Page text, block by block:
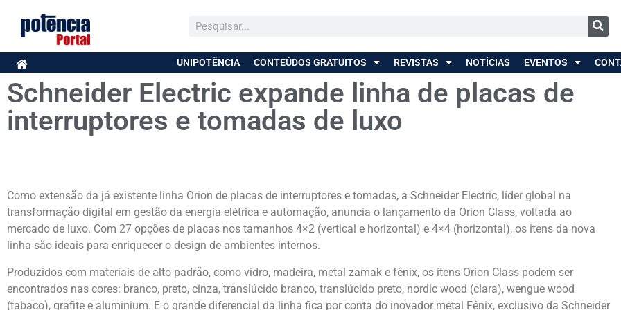
UNIPOTÊNCIA CONTEÚDOS GRATUITOS REVISTAS NOTÍCIAS EVENTOS
Schneider Electric expande linha de placas de
interruptores e tomadas de luxo
Como extensão da já existente linha Orion de placas de interruptores e tomadas, a Schneider Electric, líder global na
transformação digital em gestão da energia elétrica e automação, anuncia o lançamento da Orion Class, voltada ao
mercado de luxo. Com 27 opções de placas nos tamanhos 4×2 (vertical e horizontal) e 4×4 (horizontal), os itens da nova
linha são ideais para enriquecer o design de ambientes internos.
Produzidos com materiais de alto padrão, como vidro, madeira, metal zamak e fênix, os itens Orion Class podem ser
encontrados nas cores: branco, preto, cinza, translúcido branco, translúcido preto, nordic wood (clara), wengue wood
(tabaco), grafite e aluminium. E o grande diferencial da linha fica por conta do inovador metal Fênix, exclusivo da Schneider